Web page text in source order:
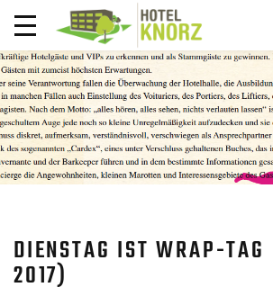
BLOG
HOME BLOG BLOG
DIENSTAG IST WRAP-TAG
2017)